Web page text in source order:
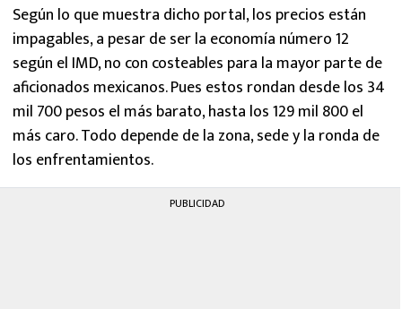
Según lo que muestra dicho portal, los precios están
impagables, a pesar de ser la economía número 12
según el IMD, no con costeables para la mayor parte de
aficionados mexicanos. Pues estos rondan desde los 34
mil 700 pesos el más barato, hasta los 129 mil 800 el
más caro. Todo depende de la zona, sede y la ronda de
los enfrentamientos.
PUBLICIDAD